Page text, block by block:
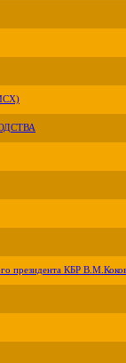
президента КБР